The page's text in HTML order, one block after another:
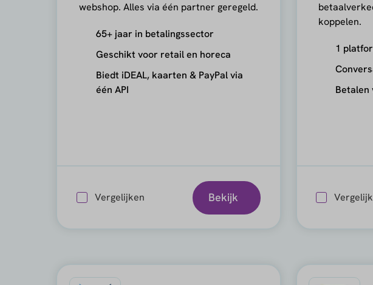
webshop. Alles via één partner geregeld.
65+ jaar in betalingssector
Geschikt voor retail en horeca
Biedt iDEAL, kaarten & PayPal via
één API
Vergelijken Bekijk
koppelen.
1
Betalen